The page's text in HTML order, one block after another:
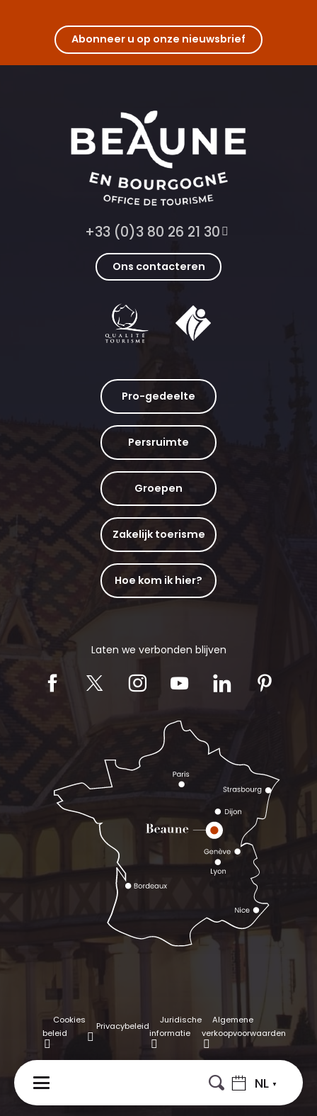
NL
Abonneer u op onze nieuwsbrief
+33 (0)3 80 26 21 30
Ons contacteren
Pro-gedeelte
Persruimte
Groepen
Zakelijk toerisme
Hoe kom ik hier?
Laten we verbonden blijven
Cookies
beleid
Privacybeleid
Juridische
informatie
Algemene
verkoopvoorwaarden